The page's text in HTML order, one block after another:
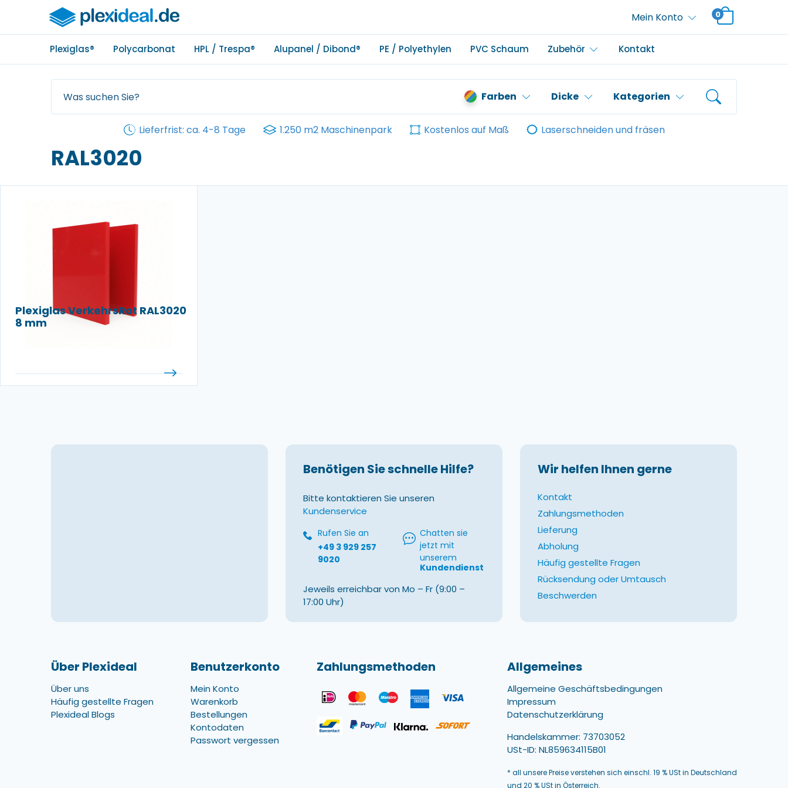
Mein Konto 0
Plexiglas® Polycarbonat HPL / Trespa® Alupanel / Dibond® PE / Polyethylen PVC Schaum Zubehör Kontakt
Farben Dicke Kategorien
Lieferfrist: ca. 4-8 Tage 1.250 m2 Maschinenpark Kostenlos auf Maß Laserschneiden und fräsen
RAL3020
Plexiglas VerkehrsRot RAL3020
8 mm
Benötigen Sie schnelle Hilfe?
Bitte kontaktieren Sie unseren
Kundenservice
Rufen Sie an
+49 3 929 257
9020
Chatten sie
jetzt mit
unserem
Kundendienst
Jeweils erreichbar von Mo – Fr (9:00 –
17:00 Uhr)
Wir helfen Ihnen gerne
Kontakt
Zahlungsmethoden
Lieferung
Abholung
Häufig gestellte Fragen
Rücksendung oder Umtausch
Beschwerden
Über Plexideal
Über uns
Häufig gestellte Fragen
Plexideal Blogs
Benutzerkonto
Mein Konto
Warenkorb
Bestellungen
Kontodaten
Passwort vergessen
Zahlungsmethoden Allgemeines
Allgemeine Geschäftsbedingungen
Impressum
Datenschutzerklärung
Handelskammer: 73703052
USt-ID: NL859634115B01
* all unsere Preise verstehen sich einschl. 19 % USt in Deutschland
und 20 % USt in Österreich.